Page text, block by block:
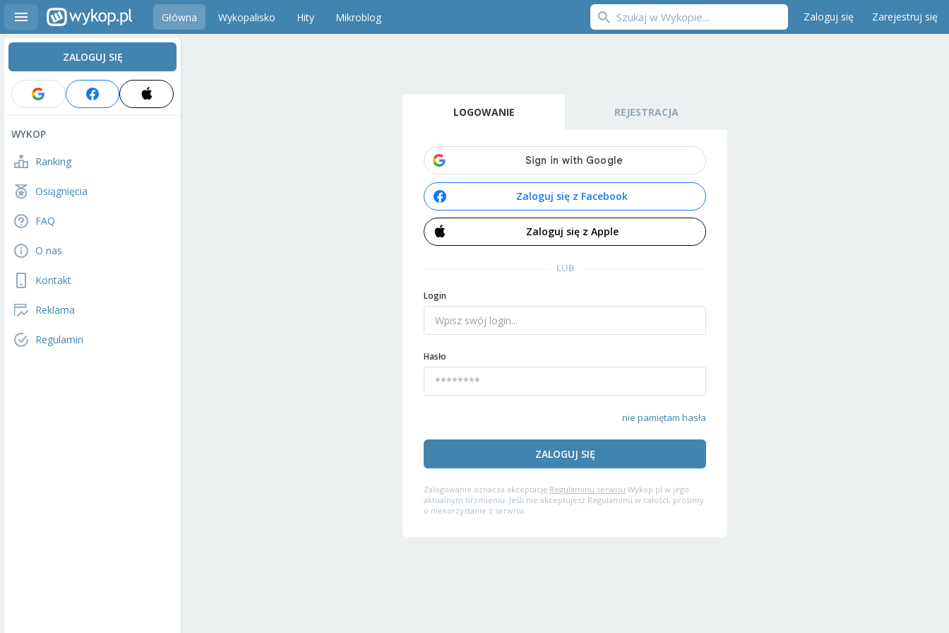
Główna Wykopalisko Hity Mikroblog Zaloguj się Zarejestruj się
ZALOGUJ SIĘ
WYKOP
Ranking
Osiągnięcia
FAQ
O nas
Kontakt
Reklama
Regulamin
LOGOWANIE REJESTRACJA
Zaloguj się z Facebook
Zaloguj się z Apple
LUB
Login
Hasło
nie pamiętam hasła
ZALOGUJ SIĘ
Zalogowanie oznacza akceptację Regulaminu serwisu Wykop.pl w jego
aktualnym brzmieniu. Jeśli nie akceptujesz Regulaminu w całości, prosimy
o niekorzystanie z serwisu.